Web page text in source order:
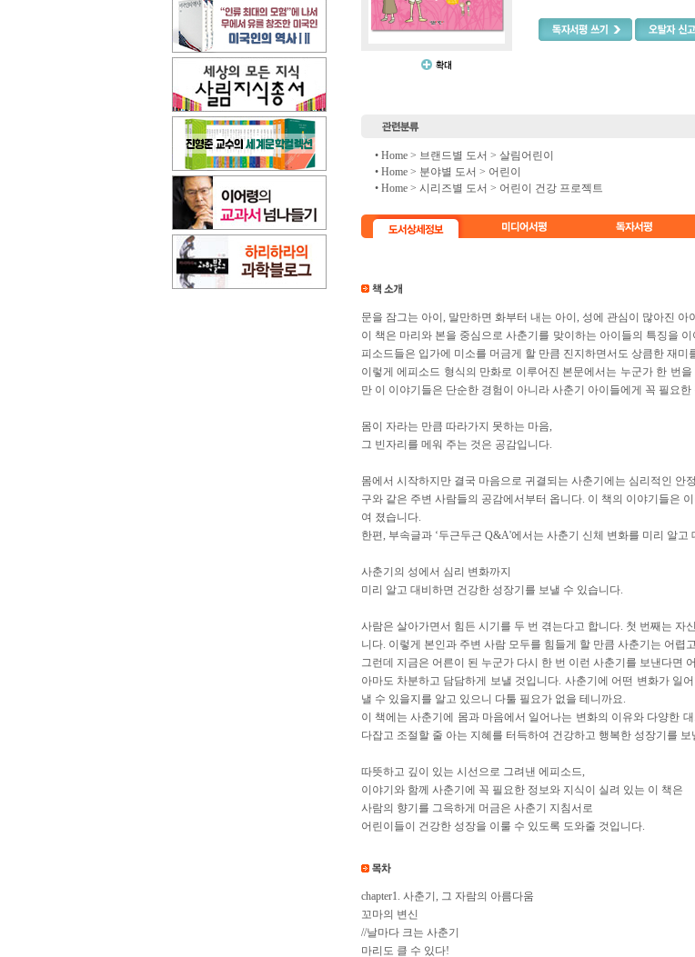
• Home > 브랜드별 도서 > 살림어린이
• Home > 분야별 도서 > 어린이
• Home > 시리즈별 도서 > 어린이 건강 프로젝트
문을 잠그는 아이, 말만하면 화부터 내는 아이, 성에 관심이 많아진
이 책은 마리와 본을 중심으로 사춘기를 맞이하는 아이들의 특징을
피소드들은 입가에 미소를 머금게 할 만큼 진지하면서도 상큼한 재미
이렇게 에피소드 형식의 만화로 이루어진 본문에서는 누군가 한 번
만 이 이야기들은 단순한 경험이 아니라 사춘기 아이들에게 꼭 필요
몸이 자라는 만큼 따라가지 못하는 마음,
그 빈자리를 메워 주는 것은 공감입니다.
몸에서 시작하지만 결국 마음으로 귀결되는 사춘기에는 심리적인 안
구와 같은 주변 사람들의 공감에서부터 옵니다. 이 책의 이야기들은
여 졌습니다.
한편, 부속글과 ‘두근두근 Q&A'에서는 사춘기 신체 변화를 미리 알고
사춘기의 성에서 심리 변화까지
미리 알고 대비하면 건강한 성장기를 보낼 수 있습니다.
사람은 살아가면서 힘든 시기를 두 번 겪는다고 합니다. 첫 번째는
니다. 이렇게 본인과 주변 사람 모두를 힘들게 할 만큼 사춘기는 어렵
그런데 지금은 어른이 된 누군가 다시 한 번 이런 사춘기를 보낸다면
아마도 차분하고 담담하게 보낼 것입니다. 사춘기에 어떤 변화가 일
낼 수 있을지를 알고 있으니 다툴 필요가 없을 테니까요.
이 책에는 사춘기에 몸과 마음에서 일어나는 변화의 이유와 다양한
다잡고 조절할 줄 아는 지혜를 터득하여 건강하고 행복한 성장기를 보
따뜻하고 깊이 있는 시선으로 그려낸 에피소드,
이야기와 함께 사춘기에 꼭 필요한 정보와 지식이 실려 있는 이 책은
사람의 향기를 그윽하게 머금은 사춘기 지침서로
어린이들이 건강한 성장을 이룰 수 있도록 도와줄 것입니다.
chapter1. 사춘기, 그 자람의 아름다움
꼬마의 변신
//날마다 크는 사춘기
마리도 클 수 있다!